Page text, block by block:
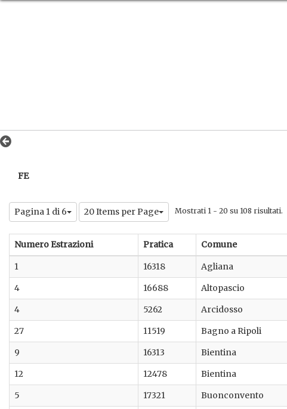
FE
Pagina 1 di 6 20 Items per Page Mostrati 1 - 20 su 108 risultati.
Numero Estrazioni Pratica Comune
1 16318 Agliana
4
16688 Altopascio
4
5262 Arcidosso
27
11519 Bagno a Ripoli
9
16313 Bientina
12
12478 Bientina
5
17321 Buonconvento